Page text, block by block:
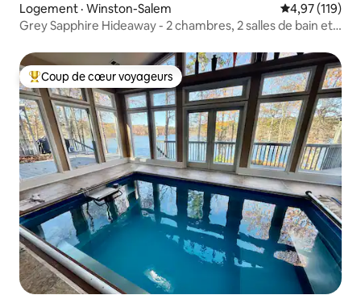
Logement · Winston-Salem Note
4,97 (119)
Grey Sapphire Hideaway - 2 chambres, 2 salles de bain et
Coup de cœur voyageurs parmi les plus aimés
Coup de cœur voyageurs